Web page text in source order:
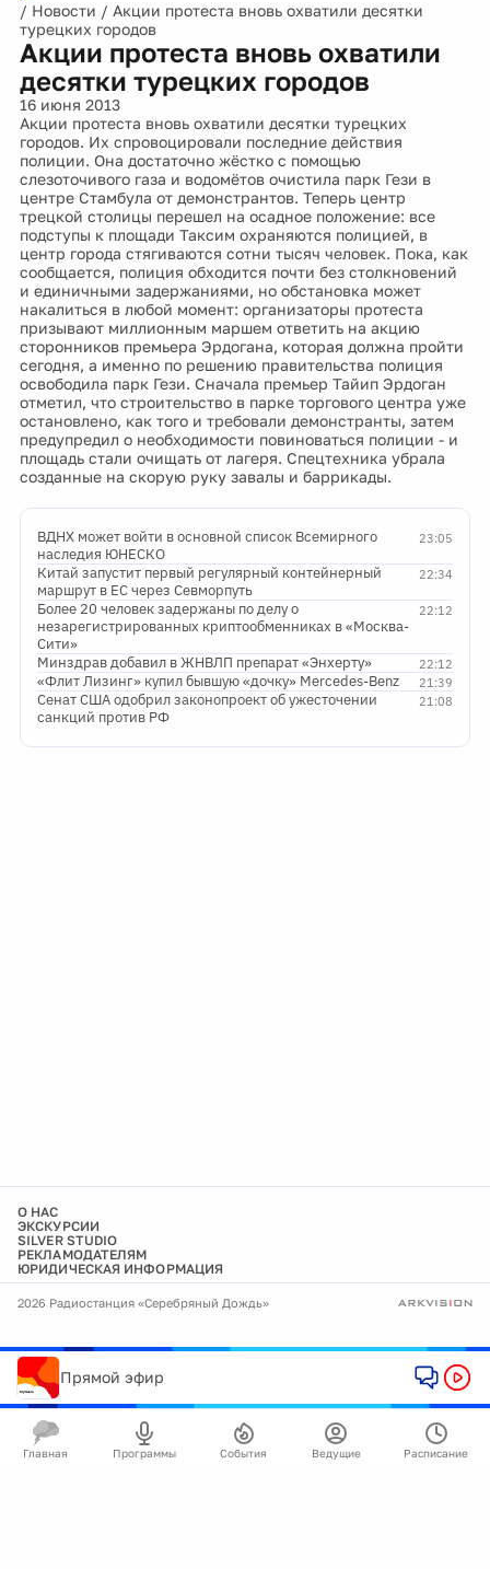
/ Новости / Акции протеста вновь охватили десятки
турецких городов
Акции протеста вновь охватили
десятки турецких городов
16 июня 2013
Акции протеста вновь охватили десятки турецких
городов. Их спровоцировали последние действия
полиции. Она достаточно жёстко с помощью
слезоточивого газа и водомётов очистила парк Гези в
центре Стамбула от демонстрантов. Теперь центр
трецкой столицы перешел на осадное положение: все
подступы к площади Таксим охраняются полицией, в
центр города стягиваются сотни тысяч человек. Пока, как
сообщается, полиция обходится почти без столкновений
и единичными задержаниями, но обстановка может
накалиться в любой момент: организаторы протеста
призывают миллионным маршем ответить на акцию
сторонников премьера Эрдогана, которая должна пройти
сегодня, а именно по решению правительства полиция
освободила парк Гези. Сначала премьер Тайип Эрдоган
отметил, что строительство в парке торгового центра уже
остановлено, как того и требовали демонстранты, затем
предупредил о необходимости повиноваться полиции - и
площадь стали очищать от лагеря. Спецтехника убрала
созданные на скорую руку завалы и баррикады.
23:05
ВДНХ может войти в основной список Всемирного
наследия ЮНЕСКО
22:34
Китай запустит первый регулярный контейнерный
маршрут в ЕС через Севморпуть
22:12
Более 20 человек задержаны по делу о
незарегистрированных криптообменниках в «Москва-
Сити»
22:12
Минздрав добавил в ЖНВЛП препарат «Энхерту»
21:39
«Флит Лизинг» купил бывшую «дочку» Mercedes-Benz
21:08
Сенат США одобрил законопроект об ужесточении
санкций против РФ
О НАС
ЭКСКУРСИИ
SILVER STUDIO
РЕКЛАМОДАТЕЛЯМ
ЮРИДИЧЕСКАЯ ИНФОРМАЦИЯ
2026 Радиостанция «Серебряный Дождь»
Прямой эфир
Главная Программы События Ведущие Расписание